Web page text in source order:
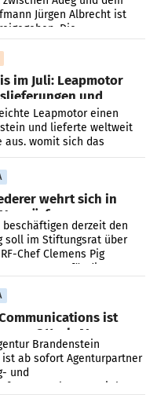
Jürgen Albrecht ist
Die
und der
im Juli: Leapmotor
und
100.000er-Marke
Leapmotor einen
und lieferte weltweit
aus, womit sich das
Juli 2025 mehr als
wehrt sich in
beschäftigen derzeit den
soll im Stiftungsrat über
Chef Clemens Pig
Besetzungen für die
ist
von OtterlyAI
Brandenstein
ab sofort Agenturpartner
und
OtterlyAI. Damit baut